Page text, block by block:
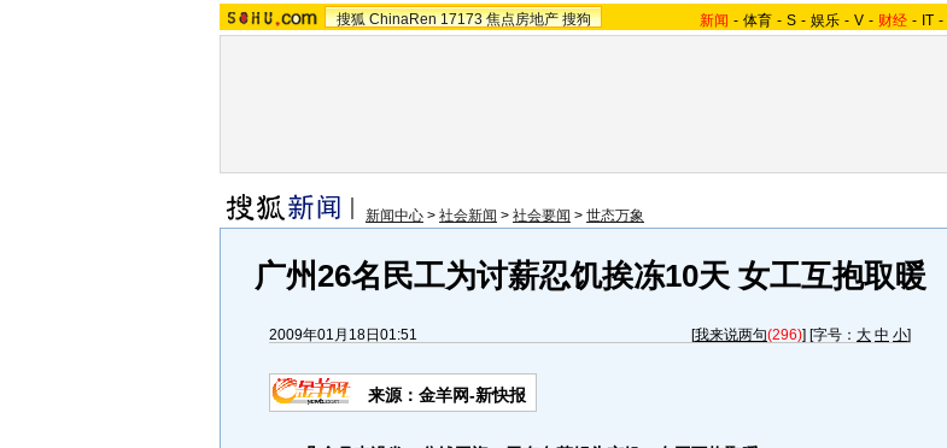
搜狐 ChinaRen 17173 焦点房地产 搜狗 新闻 - 体育 - S - 娱乐 - V - 财经 - IT -
新闻中心 > 社会新闻 > 社会要闻 > 世态万象
广州26名民工为讨薪忍饥挨冻10天 女工互抱取暖
2009年01月18日01:51 [我来说两句(296)] [字号： 大 中 小]
来源：金羊网-新快报